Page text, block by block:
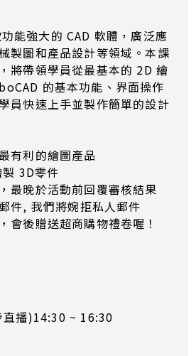
能強大的 CAD 軟體，廣泛應
製圖和產品設計等領域。本課
將帶領學員從最基本的 2D 繪
的基本功能、界面操作
員快速上手並製作簡單的設計
有利的繪圖產品
3D零件
最晚於活動前回覆審核結果
件, 我們將婉拒私人郵件
後贈送超商購物禮卷喔！
直播)14:30 ~ 16:30